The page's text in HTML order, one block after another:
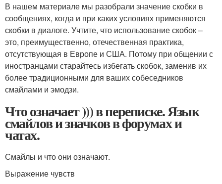
В нашем материале мы разобрали значение скобки в
сообщениях, когда и при каких условиях применяются
скобки в диалоге. Учтите, что использование скобок –
это, преимущественно, отечественная практика,
отсутствующая в Европе и США. Потому при общении с
иностранцами старайтесь избегать скобок, заменив их
более традиционными для ваших собеседников
смайлами и эмодзи.
Что означает ))) в переписке. Язык
смайлов и значков в форумах и
чатах.
Смайлы и что они означают.
Выражение чувств